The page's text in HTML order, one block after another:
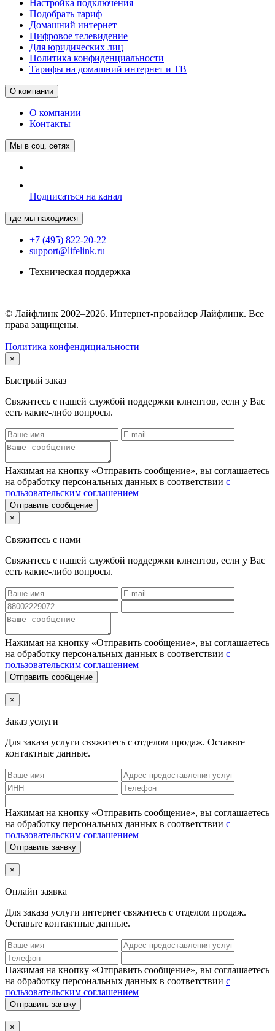
Настройка подключения
Подобрать тариф
Домашний интернет
Цифровое телевидение
Для юридических лиц
Политика конфиденциальности
Тарифы на домашний интернет и ТВ
О компании
О компании
Контакты
Мы в соц. сетях
Подписаться на канал
где мы находимся
+7 (495) 822-20-22
support@lifelink.ru
Техническая поддержка
© Лайфлинк 2002–2026. Интернет-провайдер Лайфлинк. Все
права защищены.
Политика конфендициальности
×
Быстрый заказ
Свяжитесь с нашей службой поддержки клиентов, если у Вас
есть какие-либо вопросы.
Нажимая на кнопку «Отправить сообщение», вы соглашаетесь
на обработку персональных данных в соответствии с
пользовательским соглашением
Отправить сообщение
×
Свяжитесь с нами
Свяжитесь с нашей службой поддержки клиентов, если у Вас
есть какие-либо вопросы.
Нажимая на кнопку «Отправить сообщение», вы соглашаетесь
на обработку персональных данных в соответствии с
пользовательским соглашением
Отправить сообщение
×
Заказ услуги
Для заказа услуги свяжитесь с отделом продаж. Оставьте
контактные данные.
Нажимая на кнопку «Отправить сообщение», вы соглашаетесь
на обработку персональных данных в соответствии с
пользовательским соглашением
Отправить заявку
×
Онлайн заявка
Для заказа услуги интернет свяжитесь с отделом продаж.
Оставьте контактные данные.
Нажимая на кнопку «Отправить сообщение», вы соглашаетесь
на обработку персональных данных в соответствии с
пользовательским соглашением
Отправить заявку
×